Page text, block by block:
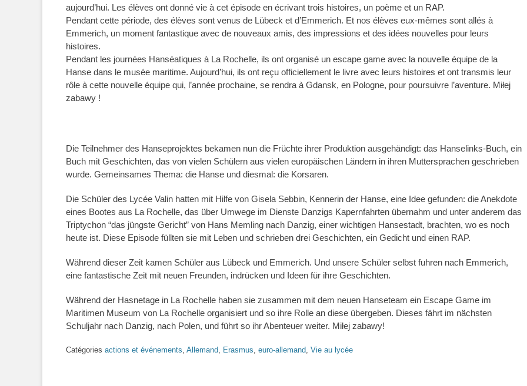
aujourd’hui. Les élèves ont donné vie à cet épisode en écrivant trois histoires, un poème et un RAP.
Pendant cette période, des élèves sont venus de Lübeck et d’Emmerich. Et nos élèves eux-mêmes sont allés à
Emmerich, un moment fantastique avec de nouveaux amis, des impressions et des idées nouvelles pour leurs
histoires.
Pendant les journées Hanséatiques à La Rochelle, ils ont organisé un escape game avec la nouvelle équipe de la
Hanse dans le musée maritime. Aujourd’hui, ils ont reçu officiellement le livre avec leurs histoires et ont transmis leur
rôle à cette nouvelle équipe qui, l’année prochaine, se rendra à Gdansk, en Pologne, pour poursuivre l’aventure. Miłej
zabawy !
Die Teilnehmer des Hanseprojektes bekamen nun die Früchte ihrer Produktion ausgehändigt: das Hanselinks-Buch, ein
Buch mit Geschichten, das von vielen Schülern aus vielen europäischen Ländern in ihren Muttersprachen geschrieben
wurde. Gemeinsames Thema: die Hanse und diesmal: die Korsaren.
Die Schüler des Lycée Valin hatten mit Hilfe von Gisela Sebbin, Kennerin der Hanse, eine Idee gefunden: die Anekdote
eines Bootes aus La Rochelle, das über Umwege im Dienste Danzigs Kapernfahrten übernahm und unter anderem das
Triptychon “das jüngste Gericht” von Hans Memling nach Danzig, einer wichtigen Hansestadt, brachten, wo es noch
heute ist. Diese Episode füllten sie mit Leben und schrieben drei Geschichten, ein Gedicht und einen RAP.
Während dieser Zeit kamen Schüler aus Lübeck und Emmerich. Und unsere Schüler selbst fuhren nach Emmerich,
eine fantastische Zeit mit neuen Freunden, indrücken und Ideen für ihre Geschichten.
Während der Hasnetage in La Rochelle haben sie zusammen mit dem neuen Hanseteam ein Escape Game im
Maritimen Museum von La Rochelle organisiert und so ihre Rolle an diese übergeben. Dieses fährt im nächsten
Schuljahr nach Danzig, nach Polen, und führt so ihr Abenteuer weiter. Miłej zabawy!
Catégories actions et événements, Allemand, Erasmus, euro-allemand, Vie au lycée